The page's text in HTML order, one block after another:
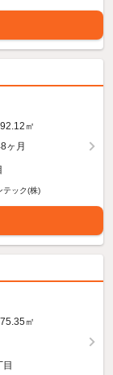
92.12㎡
ヶ月
ック(株)
75.35㎡